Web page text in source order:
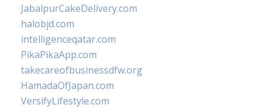
JabalpurCakeDelivery.com
halobjd.com
intelligenceqatar.com
PikaPikaApp.com
takecareofbusinessdfw.org
HamadaOfJapan.com
VersifyLifestyle.com